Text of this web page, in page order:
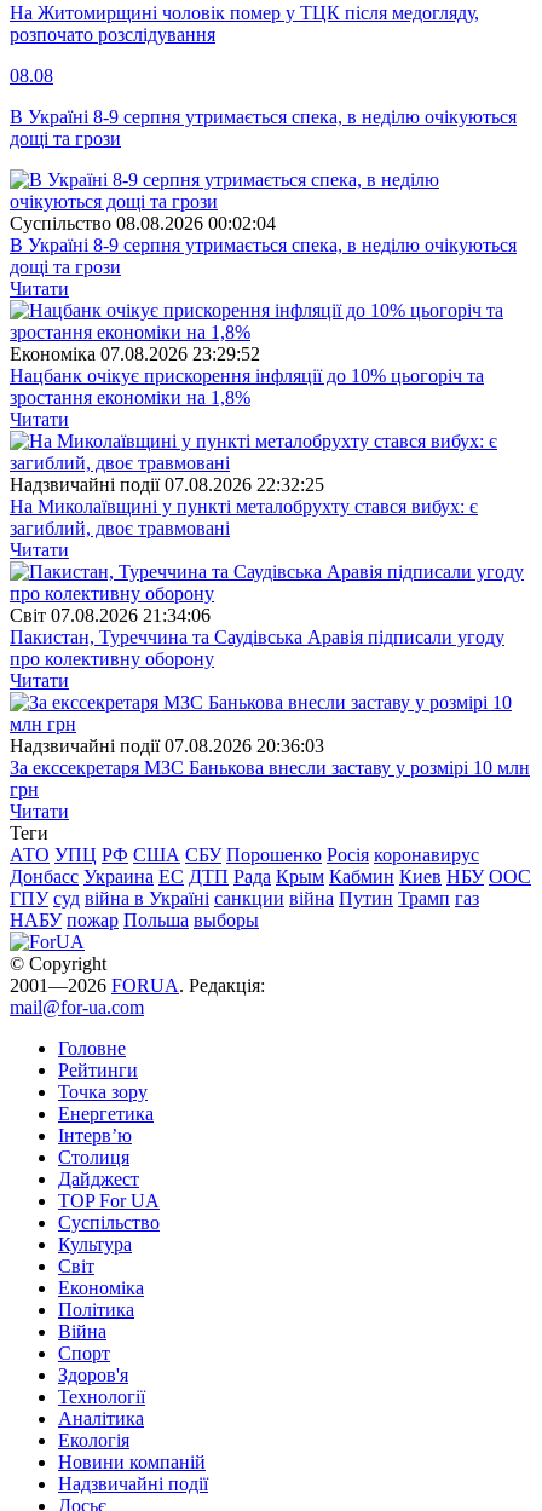
На Житомирщині чоловік помер у ТЦК після медогляду,
розпочато розслідування
08.08
В Україні 8-9 серпня утримається спека, в неділю очікуються
дощі та грози
Суспiльство 08.08.2026 00:02:04
В Україні 8-9 серпня утримається спека, в неділю очікуються
дощі та грози
Читати
Економіка 07.08.2026 23:29:52
Нацбанк очікує прискорення інфляції до 10% цьогоріч та
зростання економіки на 1,8%
Читати
Надзвичайні події 07.08.2026 22:32:25
На Миколаївщині у пункті металобрухту стався вибух: є
загиблий, двоє травмовані
Читати
Свiт 07.08.2026 21:34:06
Пакистан, Туреччина та Саудівська Аравія підписали угоду
про колективну оборону
Читати
Надзвичайні події 07.08.2026 20:36:03
За екссекретаря МЗС Банькова внесли заставу у розмірі 10 млн
грн
Читати
Теги
АТО УПЦ РФ США СБУ Порошенко Росія коронавирус
Донбасс Украина ЕС ДТП Рада Крым Кабмин Киев НБУ ООС
ГПУ суд війна в Україні санкции війна Путин Трамп газ
НАБУ пожар Польша выборы
© Copyright
2001—2026 FORUA. Редакція:
mail@for-ua.com
Головне
Рейтинги
Точка зору
Енергетика
Інтерв’ю
Столиця
Дайджест
TOP For UA
Суспiльство
Культура
Світ
Економіка
Політика
Війна
Спорт
Здоров'я
Технології
Аналітика
Екологія
Новини компаній
Надзвичайні події
Досьє